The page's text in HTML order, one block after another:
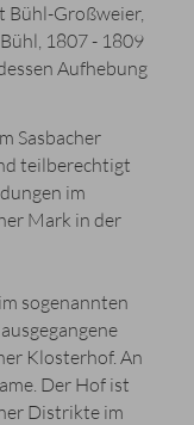
Bühl-Großweier,
1807 - 1809
Aufhebung
Sasbacher
teilberechtigt
im
Mark in der
sogenannten
Klosterhof. An
Der Hof ist
Distrikte im